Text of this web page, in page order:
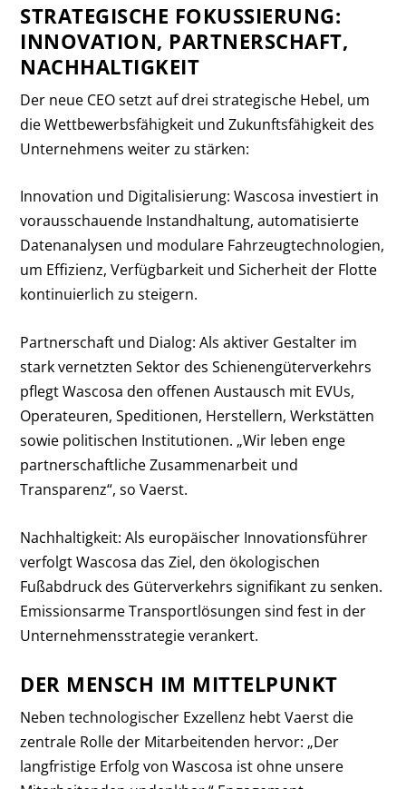
STRATEGISCHE FOKUSSIERUNG:
INNOVATION, PARTNERSCHAFT,
NACHHALTIGKEIT
Der neue CEO setzt auf drei strategische Hebel, um
die Wettbewerbsfähigkeit und Zukunftsfähigkeit des
Unternehmens weiter zu stärken:
Innovation und Digitalisierung: Wascosa investiert in
vorausschauende Instandhaltung, automatisierte
Datenanalysen und modulare Fahrzeugtechnologien,
um Effizienz, Verfügbarkeit und Sicherheit der Flotte
kontinuierlich zu steigern.
Partnerschaft und Dialog: Als aktiver Gestalter im
stark vernetzten Sektor des Schienengüterverkehrs
pflegt Wascosa den offenen Austausch mit EVUs,
Operateuren, Speditionen, Herstellern, Werkstätten
sowie politischen Institutionen. „Wir leben enge
partnerschaftliche Zusammenarbeit und
Transparenz“, so Vaerst.
Nachhaltigkeit: Als europäischer Innovationsführer
verfolgt Wascosa das Ziel, den ökologischen
Fußabdruck des Güterverkehrs signifikant zu senken.
Emissionsarme Transportlösungen sind fest in der
Unternehmensstrategie verankert.
DER MENSCH IM MITTELPUNKT
Neben technologischer Exzellenz hebt Vaerst die
zentrale Rolle der Mitarbeitenden hervor: „Der
langfristige Erfolg von Wascosa ist ohne unsere